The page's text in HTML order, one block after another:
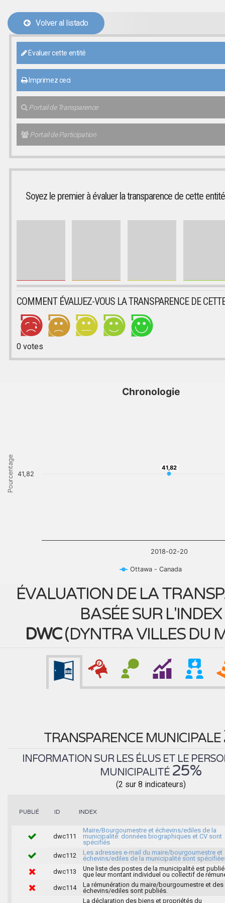
Volver al listado
Evaluer cette entité
Imprimez ceci
Portail de Transparence
Portail de Participation
Soyez le premier à évaluer la transparence de cette entité
COMMENT ÉVALUEZ-VOUS LA TRANSPARENCE DE
0votes
Pourcentage
Chronologie
41,82
41,82
Ottawa - Canada
2018-02-20
41,82
ÉVALUATION DE LA
BASÉE SUR L'INDEX
DWC(DYNTRA VILLES DU
TRANSPARENCE MUNICIPALE
INFORMATION SUR LES ÉLUS ET LE
MUNICIPALITÉ 25%
(2 sur 8 indicateurs)
PUBLIÉ ID INDEX
dwc111
Maire/Bourgoumestre et échevins/ediles de la
municipalité: données biographiques et CV sont
spécifiés
dwc112
Les adresses e-mail du maire/bourgoumestre et
échevins/ediles de la municipalité sont
dwc113
Une liste des postes de la municipalité est
que leur montant individuel ou collectif de
dwc114
La rémunération du maire/bourgoumestre et des
échevins/ediles sont publiés.
La déclaration des biens et propriétés du